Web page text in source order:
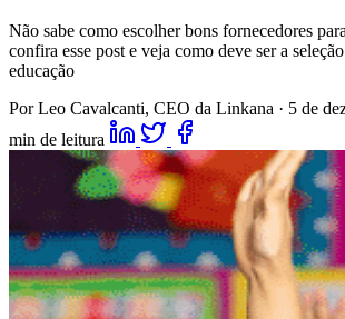
Não sabe como escolher bons fornecedores
confira esse post e veja como deve ser a
educação
Por Leo Cavalcanti, CEO da Linkana · 5 de
min de leitura